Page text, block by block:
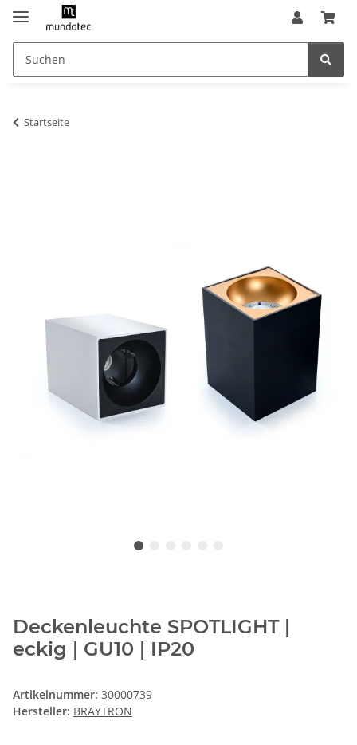
Startseite
Deckenleuchte SPOTLIGHT |
eckig | GU10 | IP20
Artikelnummer: 30000739
Hersteller: BRAYTRON